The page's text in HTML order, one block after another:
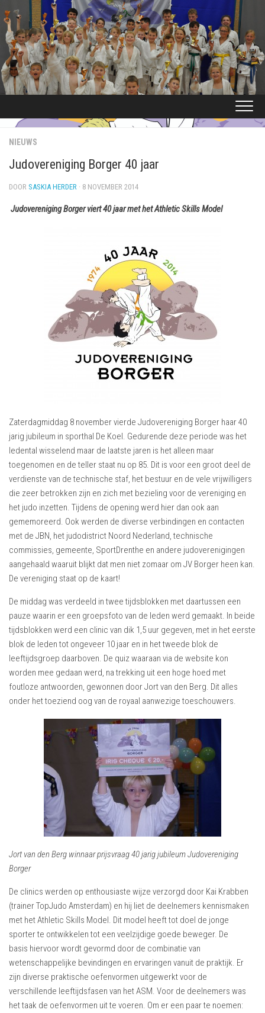
naar
de
inhoud
NIEUWS
Judovereniging Borger 40 jaar
DOOR SASKIA HERDER · 8 NOVEMBER 2014
Judovereniging Borger viert 40 jaar met het Athletic Skills Model
Zaterdagmiddag 8 november vierde Judovereniging Borger haar 40
jarig jubileum in sporthal De Koel. Gedurende deze periode was het
ledental wisselend maar de laatste jaren is het alleen maar
toegenomen en de teller staat nu op 85. Dit is voor een groot deel de
verdienste van de technische staf, het bestuur en de vele vrijwilligers
die zeer betrokken zijn en zich met bezieling voor de vereniging en
het judo inzetten. Tijdens de opening werd hier dan ook aan
gememoreerd. Ook werden de diverse verbindingen en contacten
met de JBN, het judodistrict Noord Nederland, technische
commissies, gemeente, SportDrenthe en andere judoverenigingen
aangehaald waaruit blijkt dat men niet zomaar om JV Borger heen kan.
De vereniging staat op de kaart!
De middag was verdeeld in twee tijdsblokken met daartussen een
pauze waarin er een groepsfoto van de leden werd gemaakt. In beide
tijdsblokken werd een clinic van dik 1,5 uur gegeven, met in het eerste
blok de leden tot ongeveer 10 jaar en in het tweede blok de
leeftijdsgroep daarboven. De quiz waaraan via de website kon
worden mee gedaan werd, na trekking uit een hoge hoed met
foutloze antwoorden, gewonnen door Jort van den Berg. Dit alles
onder het toeziend oog van de royaal aanwezige toeschouwers.
Jort van den Berg winnaar prijsvraag 40 jarig jubileum Judovereniging
Borger
De clinics werden op enthousiaste wijze verzorgd door Kai Krabben
(trainer TopJudo Amsterdam) en hij liet de deelnemers kennismaken
met het Athletic Skills Model. Dit model heeft tot doel de jonge
sporter te ontwikkelen tot een veelzijdige goede beweger. De
basis hiervoor wordt gevormd door de combinatie van
wetenschappelijke bevindingen en ervaringen vanuit de praktijk. Er
zijn diverse praktische oefenvormen uitgewerkt voor de
verschillende leeftijdsfasen van het ASM. Voor de deelnemers was
het taak de oefenvormen uit te voeren. Om er een paar te noemen: